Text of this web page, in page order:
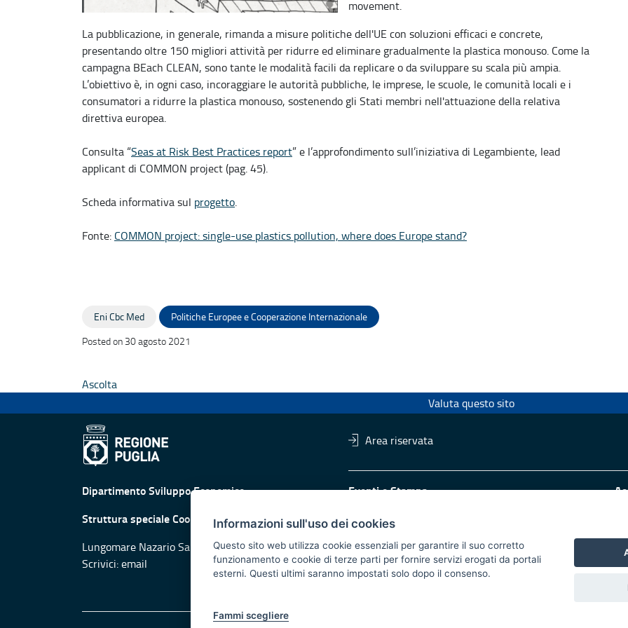
movement.
La pubblicazione, in generale, rimanda a misure politiche dell'UE con soluzioni efficaci e concrete,
presentando oltre 150 migliori attività per ridurre ed eliminare gradualmente la plastica monouso. Come la
campagna BEach CLEAN, sono tante le modalità facili da replicare o da sviluppare su scala più ampia.
L’obiettivo è, in ogni caso, incoraggiare le autorità pubbliche, le imprese, le scuole, le comunità locali e i
consumatori a ridurre la plastica monouso, sostenendo gli Stati membri nell'attuazione della relativa
direttiva europea.
Consulta “Seas at Risk Best Practices report” e l’approfondimento sull’iniziativa di Legambiente, lead
applicant di COMMON project (pag. 45).
Scheda informativa sul progetto.
Fonte: COMMON project: single-use plastics pollution, where does Europe stand?
Eni Cbc Med
Politiche Europee e Cooperazione Internazionale
Posted on 30 agosto 2021
Ascolta
Valuta questo sito
Area riservata
Dipartimento Sviluppo Economico
Struttura speciale Cooperazione Territoriale
Lungomare Nazario Sauro, 33 - 70121 Bari
Scrivici:email
Eventi e Stampa
Press Regione
Redazione
Responsabili di pubblicazione
Informazioni sull'uso dei cookies
Questo sito web utilizza cookie essenziali per garantire il suo corretto
funzionamento e cookie di terze parti per fornire servizi erogati da portali
esterni. Questi ultimi saranno impostati solo dopo il consenso.
Fammi scegliere